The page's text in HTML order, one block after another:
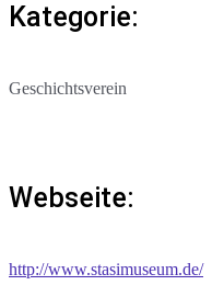
Kategorie:
Geschichtsverein
Webseite:
http://www.stasimuseum.de/